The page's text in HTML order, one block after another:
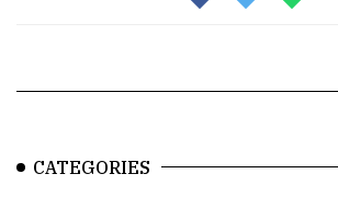
CATEGORIES